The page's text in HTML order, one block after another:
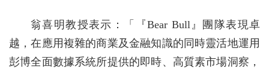
翁喜明教授表示：「『Bear Bull』團隊表現卓
越，在應用複雜的商業及金融知識的同時靈活地運用
彭博全面數據系統所提供的即時、高質素市場洞察，